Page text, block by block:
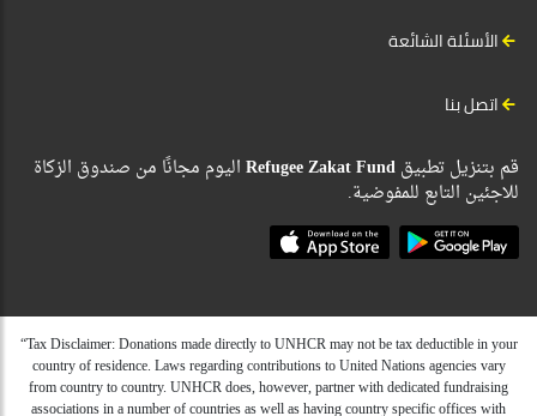
الأسئلة الشائعة
اتصل بنا
قم بتنزيل تطبيقRefugee Zakat Fundاليوم مجانًا من صندوق الزكاة
للاجئين التابع للمفوضية.
“Tax Disclaimer: Donations made directly to UNHCR may not be tax deductible in your
country of residence. Laws regarding contributions to United Nations agencies vary
from country to country. UNHCR does, however, partner with dedicated fundraising
associations in a number of countries as well as having country specific offices with